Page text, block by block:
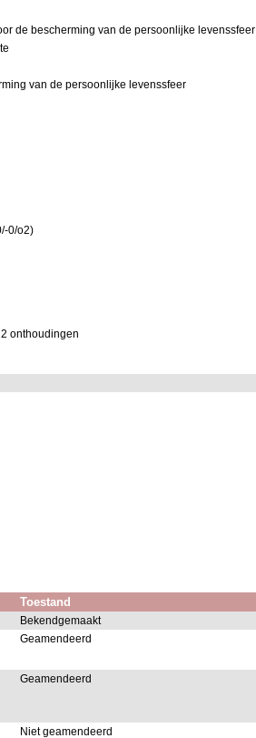
de bescherming van de persoonlijke levenssfeer
van de persoonlijke levenssfeer
0/o2)
onthoudingen
Toestand
Bekendgemaakt
Geamendeerd
Geamendeerd
Niet geamendeerd